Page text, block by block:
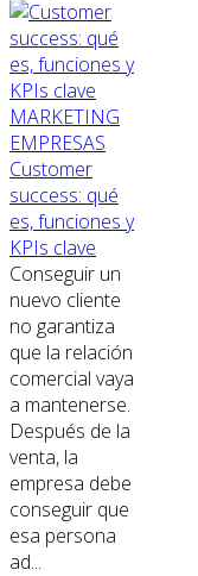
MARKETING
EMPRESAS
Customer
success: qué
es, funciones y
KPIs clave
Conseguir un
nuevo cliente
no garantiza
que la relación
comercial vaya
a mantenerse.
Después de la
venta, la
empresa debe
conseguir que
esa persona
ad...